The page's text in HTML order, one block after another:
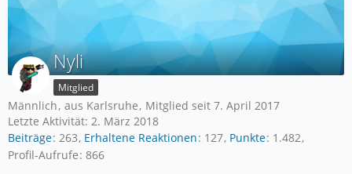
Nyli
Mitglied
Männlich aus Karlsruhe Mitglied seit 7. April 2017
Letzte Aktivität: 2. März 2018
Beiträge 263 Erhaltene Reaktionen 127 Punkte 1.482
Profil-Aufrufe 866